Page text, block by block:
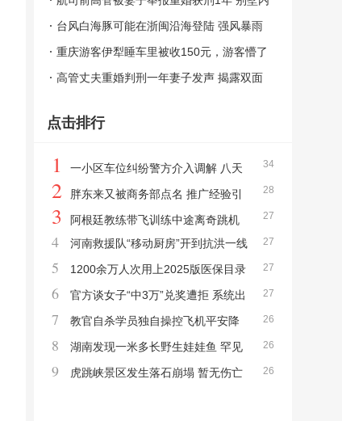
藏有两个“家”
台风白海豚可能在浙闽沿海登陆 强风暴雨
将至
重庆游客伊犁睡车里被收150元，游客懵了
离谱收费引发争议
高管丈夫重婚判刑一年妻子发声 揭露双面
点击排行
34
1
一小区车位纠纷警方介入调解 八天
对峙终获道歉
28
2
胖东来又被商务部点名 推广经验引
领零售创新
27
3
阿根廷教练带飞训练中途离奇跳机
女学员冷静迫降
27
4
河南救援队“移动厨房”开到抗洪一线
巨无霸餐车再显身手
27
5
1200余万人次用上2025版医保目录
新药 药品配备广泛落地
27
6
官方谈女子“中3万”兑奖遭拒 系统出
错引争议
26
7
教官自杀学员独自操控飞机平安降
落 冷静应对突发状况
26
8
湖南发现一米多长野生娃娃鱼 罕见
高龄寿星引发关注
26
9
虎跳峡景区发生落石崩塌 暂无伤亡